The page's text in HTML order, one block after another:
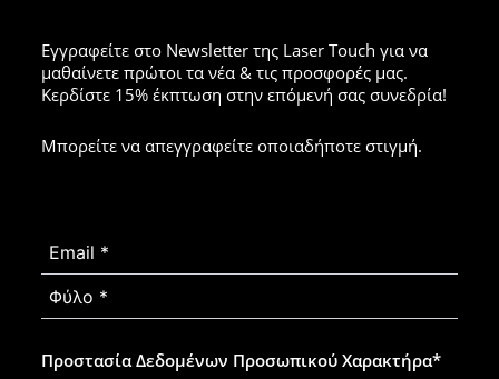
Εγγραφείτε στο Newsletter της Laser Touch για να
μαθαίνετε πρώτοι τα νέα & τις προσφορές μας.
Κερδίστε 15% έκπτωση στην επόμενή σας συνεδρία!
Μπορείτε να απεγγραφείτε οποιαδήποτε στιγμή.
Προστασία Δεδομένων Προσωπικού Χαρακτήρα*